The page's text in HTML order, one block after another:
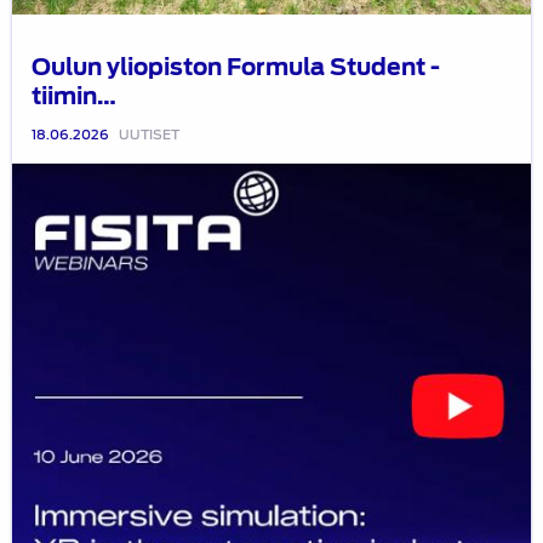
Oulun yliopiston Formula Student -
tiimin…
18.06.2026 UUTISET
FISITA
webinaarin